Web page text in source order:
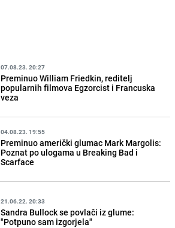
07.08.23. 20:27
Preminuo William Friedkin, reditelj
popularnih filmova Egzorcist i Francuska
veza
04.08.23. 19:55
Preminuo američki glumac Mark Margolis:
Poznat po ulogama u Breaking Bad i
Scarface
21.06.22. 20:33
Sandra Bullock se povlači iz glume:
"Potpuno sam izgorjela"